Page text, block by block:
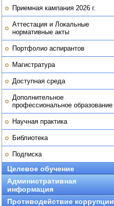
Приемная кампания 2026 г.
Аттестация и Локальные
нормативные акты
Портфолио аспирантов
Магистратура
Доступная среда
Дополнительное
профессиональное образование
Научная практика
Библиотека
Подписка
Целевое обучение
Административная
информация
Противодействие коррупции